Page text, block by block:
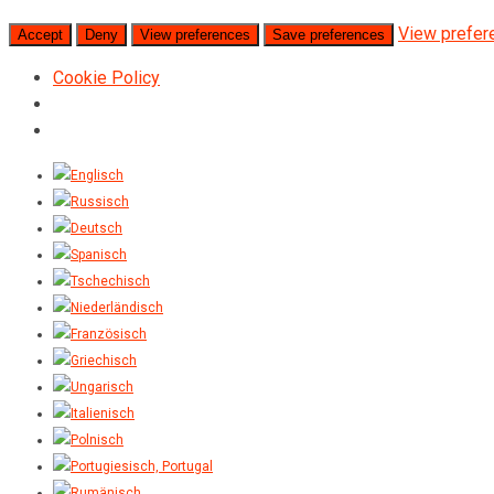
Accept Deny View preferences Save preferences View
Cookie Policy